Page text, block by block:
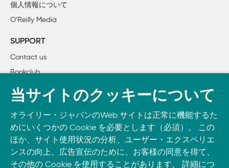
2章　並行か非並行か？　それが問題だ
    2.1　並行アルゴリズム設計モデル
        2.1.3　並行設計モデルの要約
    2.2　並列化不可能？
        2.2.1　状態を持つアルゴリズム
        2.2.2　漸化式
        2.2.3　帰納変数
        2.2.4　リダクション
        2.2.5　ループ内依存
3章　正当性の検証と性能測定
    3.1　並列アルゴリズムの検証
個人情報について
O’Reilly Media
SUPPORT
Contact us
Bookclub
書籍注文
Take O’Reilly with you and learn anywhere, anytime on your
phone
and tablet.
当サイトのクッキーについて
オライリー・ジャパンのWeb サイトは正常に機能するた
めにいくつかの Cookie を必要とします（必須）。 この
ほか、サイト使用状況の分析、ユーザー・エクスペリエ
ンスの向上、広告宣伝のために、お客様の同意を得て、
その他の Cookie を使用することがあります。 詳細につ